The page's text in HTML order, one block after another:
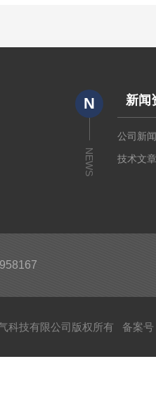
N
NEWS
新闻
公司新
技术文
科技有限公司版权所有 备案号